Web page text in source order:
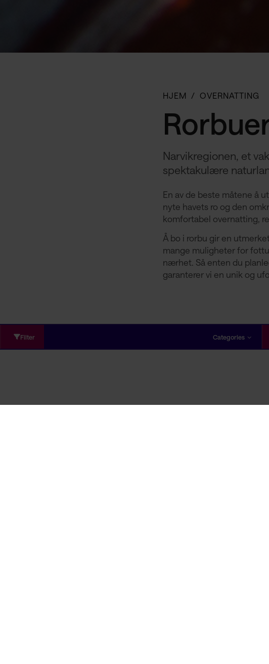
HJEM OVERNATTING
Narvikregionen, et
spektakulære
En av de beste måtene å
nyte havets ro og den
komfortabel overnatting,
Å bo i rorbu gir en
mange muligheter for
nærhet. Så enten du
garanterer vi en unik og
Filter Categories